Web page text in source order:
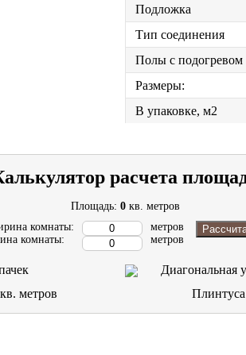
Подложка
Тип соединения
Полы с подогревом
Размеры:
В упаковке, м2
расчета
Площадь: 0 кв. метров
комнаты:
комнаты:
метров
метров
Диагональная
кв. метров